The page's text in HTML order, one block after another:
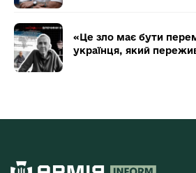
«Це зло має бути
українця, який